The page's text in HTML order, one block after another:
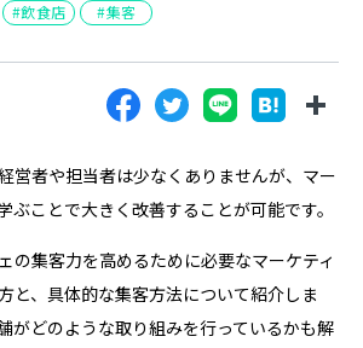
約
く表記
飲食店 集客
営者や担当者は少なくありませんが、マー
ぶことで大きく改善することが可能です。
の集客力を高めるために必要なマーケティ
と、具体的な集客方法について紹介しま
がどのような取り組みを行っているかも解